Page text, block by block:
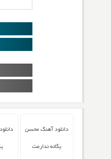
دانلود آهنگ محسن
یگانه ندارمت